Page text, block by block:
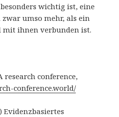
wichtig ist, eine
umso mehr, als ein
mit ihnen verbunden ist.
research conference,
conference.world/
Evidenzbasiertes